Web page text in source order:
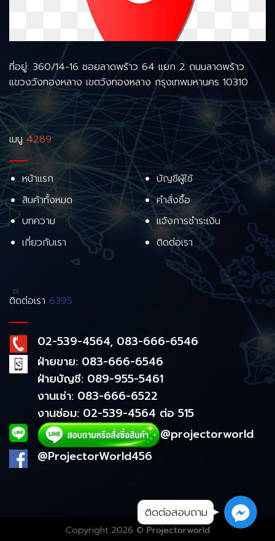
ที่อยู่: 360/14-16 ซอยลาดพร้าว 64 แยก 2 ถนนลาดพร้าว
แขวงวังทองหลาง เขตวังทองหลาง กรุงเทพมหานคร 10310
เมนู4289
หน้าแรก
สินค้าทั้งหมด
บทความ
เกี่ยวกับเรา
บัญชีผู้ใช้
คำสั่งซื้อ
แจ้งการชำระเงิน
ติดต่อเรา
ติดต่อเรา 6395
02-539-4564, 083-666-6546
ฝ่ายขาย: 083-666-6546
ฝ่ายบัญชี: 089-955-5461
งานเช่า: 083-666-6522
งานซ่อม: 02-539-4564 ต่อ 515
@projectorworld
@ProjectorWorld456
Copyright 2026 © Projectorworld
ติดต่อสอบถาม